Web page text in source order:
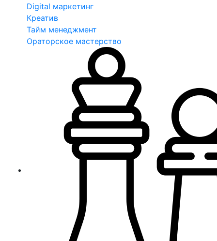
Digital маркетинг
Креатив
Тайм менеджмент
Ораторское мастерство